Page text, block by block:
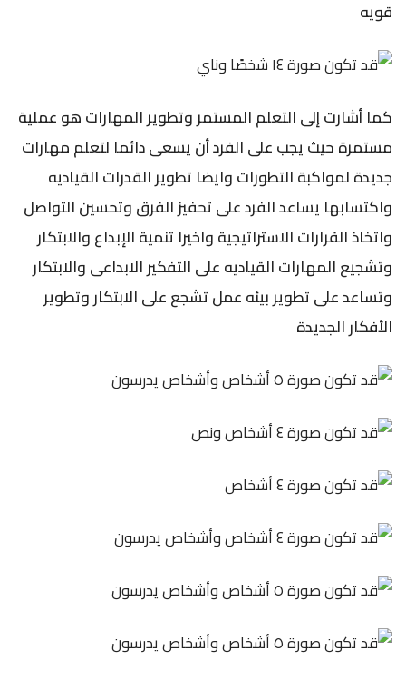
قويه
كما أشارت إلى التعلم المستمر وتطوير المهارات هو عملية
مستمرة حيث يجب على الفرد أن يسعى دائما لتعلم مهارات
جديدة لمواكبة التطورات وايضا تطوير القدرات القياديه
واكتسابها يساعد الفرد على تحفيز الفرق وتحسين التواصل
واتخاذ القرارات الاستراتيجية واخيرا تنمية الإبداع والابتكار
وتشجيع المهارات القياديه على التفكير الابداعى والابتكار
وتساعد على تطوير بيئه عمل تشجع على الابتكار وتطوير
الأفكار الجديدة